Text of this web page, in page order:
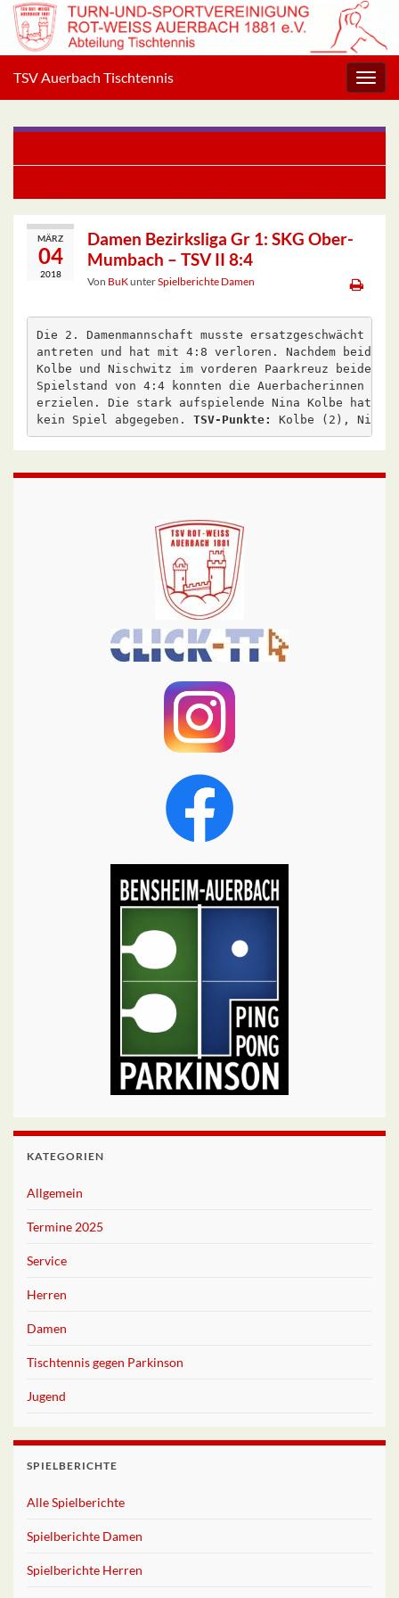
TSV Auerbach Tischtennis
MÄRZ
04
2018
Damen Bezirksliga Gr 1: SKG Ober-
Mumbach – TSV II 8:4
Von BuKunterSpielberichte Damen
Die 2. Damenmannschaft musste ersatzgeschwächt
antreten und hat mit 4:8 verloren. Nachdem beide
Kolbe und Nischwitz im vorderen Paarkreuz beide
Spielstand von 4:4 konnten die Auerbacherinnen
erzielen. Die stark aufspielende Nina Kolbe hat in
kein Spiel abgegeben. TSV-Punkte:
KATEGORIEN
Allgemein
Termine 2025
Service
Herren
Damen
Tischtennis gegen Parkinson
Jugend
SPIELBERICHTE
Alle Spielberichte
Spielberichte Damen
Spielberichte Herren